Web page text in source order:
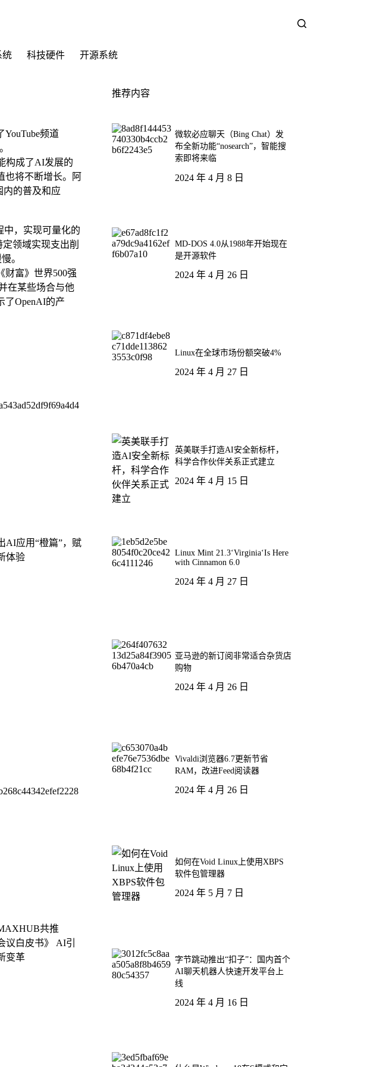
统 科技硬件
开源系统
YouTube频道
构成了AI发展的
也将不断增长。阿
内的普及和应
中，实现可量化的
领域实现支出削
。
财富》世界500强
在某些场合与他
了OpenAI的产
AI应用“橙篇”，赋
体验
共推
议白皮书》 AI引
变革
推荐内容
微软必应聊天（Bing Chat）发
布全新功能“nosearch”，智能搜
索即将来临
2024 年 4 月 8 日
MD-DOS 4.0从1988年开始现在
是开源软件
2024 年 4 月 26 日
Linux在全球市场份额突破4%
2024 年 4 月 27 日
英美联手打造AI安全新标杆，
科学合作伙伴关系正式建立
2024 年 4 月 15 日
Linux Mint 21.3‘Virginia‘Is Here
with Cinnamon 6.0
2024 年 4 月 27 日
亚马逊的新订阅非常适合杂货店
购物
2024 年 4 月 26 日
Vivaldi浏览器6.7更新节省
RAM，改进Feed阅读器
2024 年 4 月 26 日
如何在Void Linux上使用XBPS
软件包管理器
2024 年 5 月 7 日
字节跳动推出“扣子”：国内首个
AI聊天机器人快速开发平台上
线
2024 年 4 月 16 日